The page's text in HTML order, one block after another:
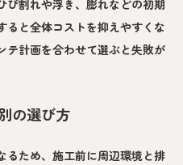
び割れや浮き、膨れなどの初期
ると全体コストを抑えやすくな
テ計画を合わせて選ぶと失敗が
の選び方
るため、施工前に周辺環境と排